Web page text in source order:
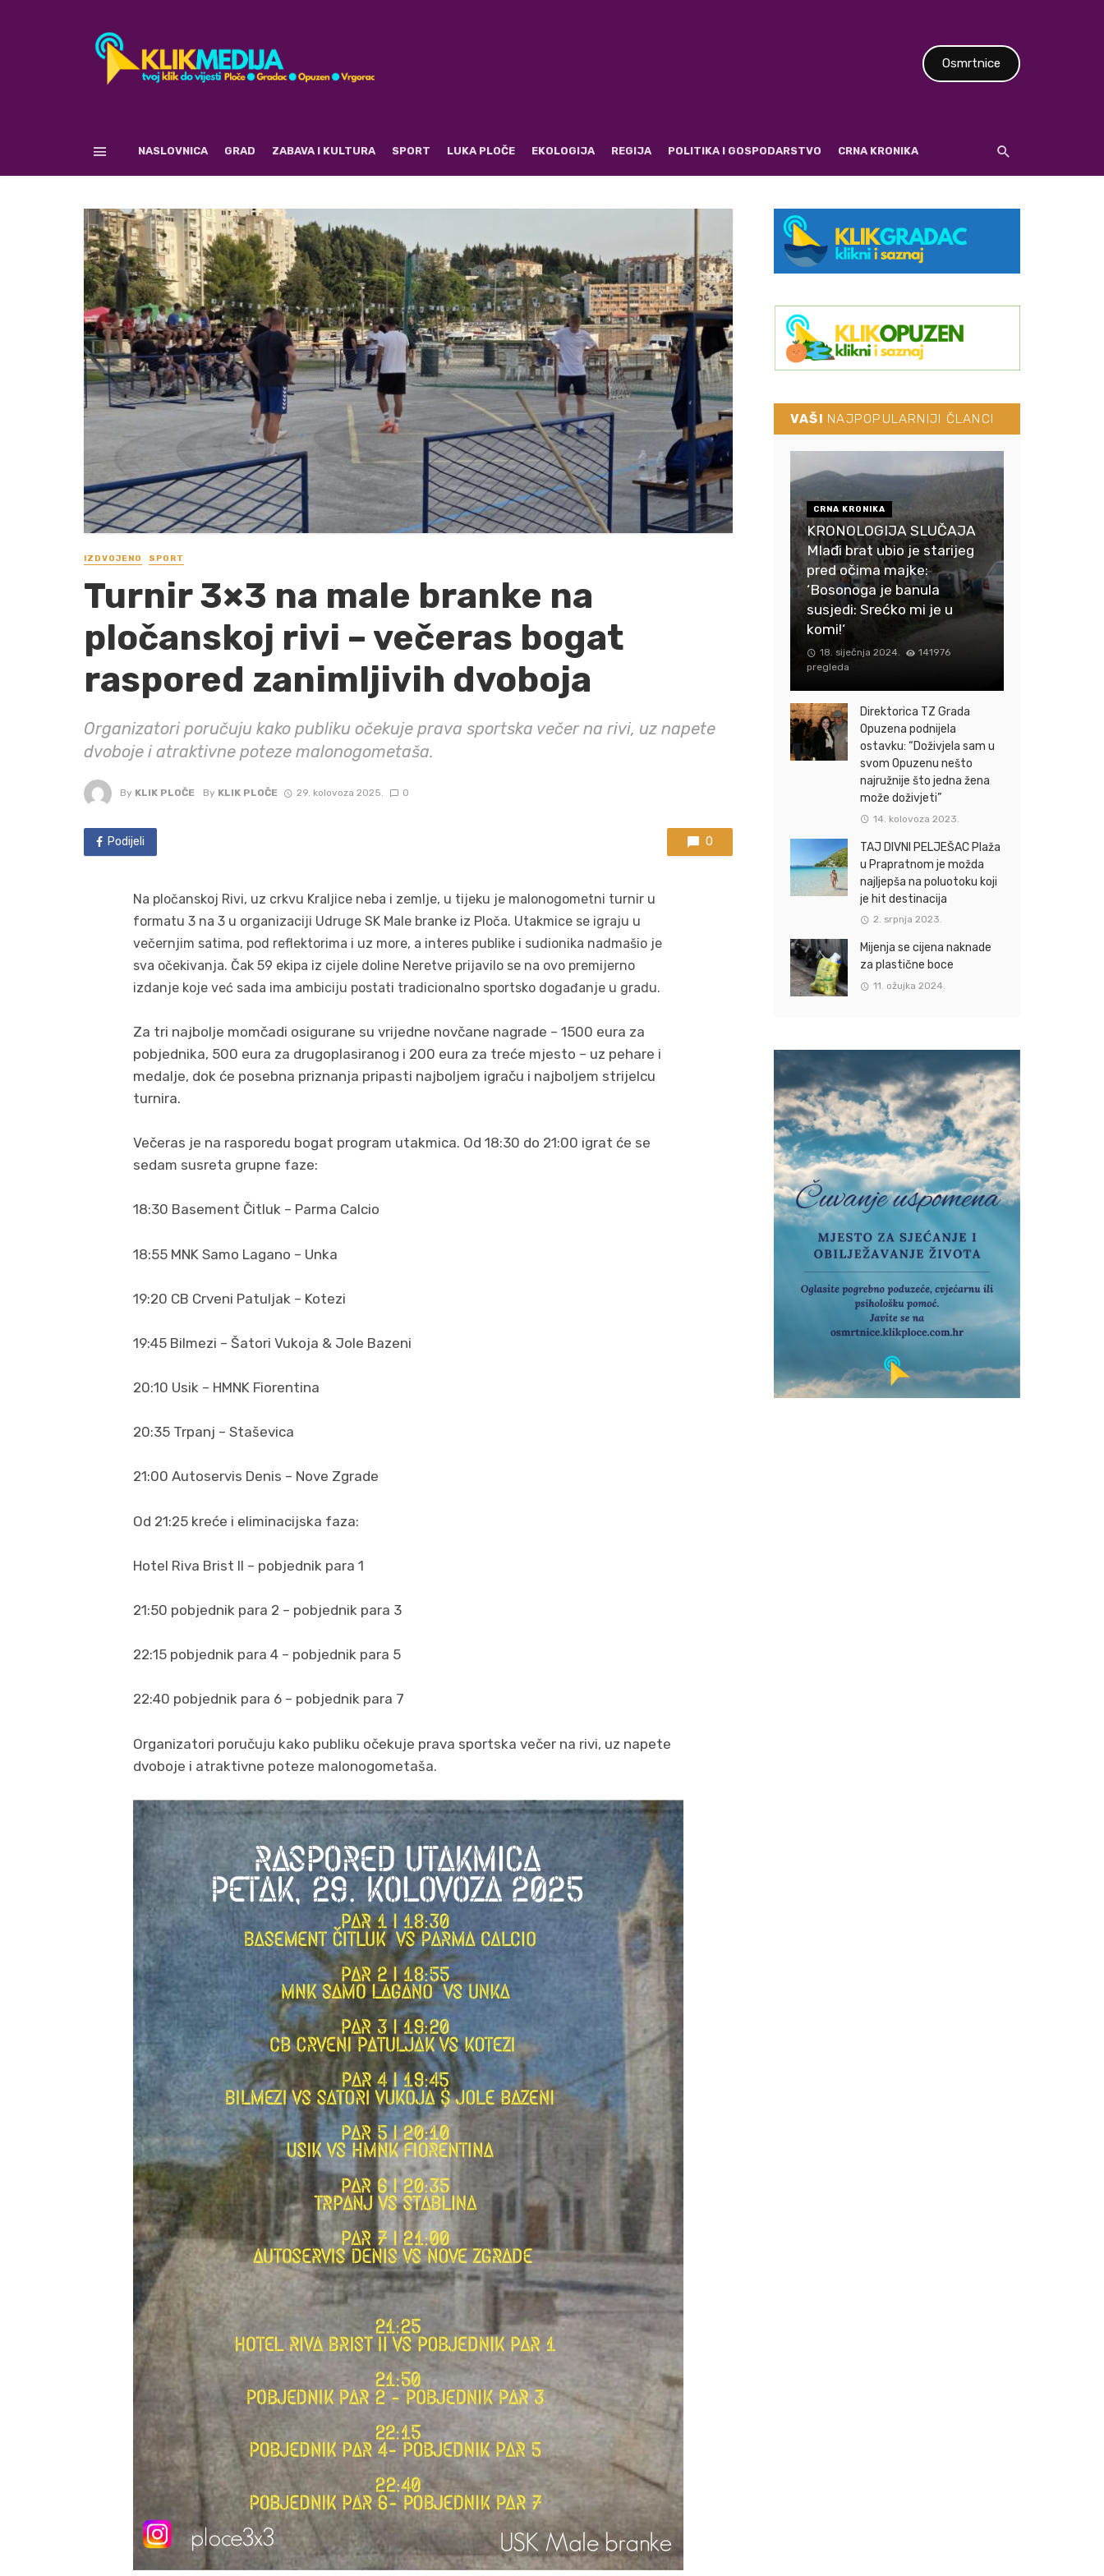
Osmrtnice
NASLOVNICA GRAD ZABAVA I KULTURA SPORT LUKA PLOČE EKOLOGIJA REGIJA POLITIKA I GOSPODARSTVO CRNA KRONIKA
IZDVOJENO SPORT
Turnir 3×3 na male branke na
pločanskoj rivi – večeras bogat
raspored zanimljivih dvoboja
Organizatori poručuju kako publiku očekuje prava sportska večer na rivi, uz napete
dvoboje i atraktivne poteze malonogometaša.
By KLIK PLOČE By KLIK PLOČE 29. kolovoza 2025. 0
Podijeli 0
Na pločanskoj Rivi, uz crkvu Kraljice neba i zemlje, u tijeku je malonogometni turnir u
formatu 3 na 3 u organizaciji Udruge SK Male branke iz Ploča. Utakmice se igraju u
večernjim satima, pod reflektorima i uz more, a interes publike i sudionika nadmašio je
sva očekivanja. Čak 59 ekipa iz cijele doline Neretve prijavilo se na ovo premijerno
izdanje koje već sada ima ambiciju postati tradicionalno sportsko događanje u gradu.
Za tri najbolje momčadi osigurane su vrijedne novčane nagrade – 1500 eura za
pobjednika, 500 eura za drugoplasiranog i 200 eura za treće mjesto – uz pehare i
medalje, dok će posebna priznanja pripasti najboljem igraču i najboljem strijelcu
turnira.
Večeras je na rasporedu bogat program utakmica. Od 18:30 do 21:00 igrat će se
sedam susreta grupne faze:
18:30 Basement Čitluk – Parma Calcio
18:55 MNK Samo Lagano – Unka
19:20 CB Crveni Patuljak – Kotezi
19:45 Bilmezi – Šatori Vukoja & Jole Bazeni
20:10 Usik – HMNK Fiorentina
20:35 Trpanj – Staševica
21:00 Autoservis Denis – Nove Zgrade
Od 21:25 kreće i eliminacijska faza:
Hotel Riva Brist II – pobjednik para 1
21:50 pobjednik para 2 – pobjednik para 3
22:15 pobjednik para 4 – pobjednik para 5
22:40 pobjednik para 6 – pobjednik para 7
Organizatori poručuju kako publiku očekuje prava sportska večer na rivi, uz napete
dvoboje i atraktivne poteze malonogometaša.
VAŠI NAJPOPULARNIJI ČLANCI
CRNA KRONIKA
KRONOLOGIJA SLUČAJA
Mlađi brat ubio je starijeg
pred očima majke:
‘Bosonoga je banula
susjedi: Srećko mi je u
komi!‘
18. siječnja 2024.
141976
pregleda
Direktorica TZ Grada
Opuzena podnijela
ostavku: “Doživjela sam u
svom Opuzenu nešto
najružnije što jedna žena
može doživjeti”
14. kolovoza 2023.
TAJ DIVNI PELJEŠAC Plaža
u Prapratnom je možda
najljepša na poluotoku koji
je hit destinacija
2. srpnja 2023.
Mijenja se cijena naknade
za plastične boce
11. ožujka 2024.